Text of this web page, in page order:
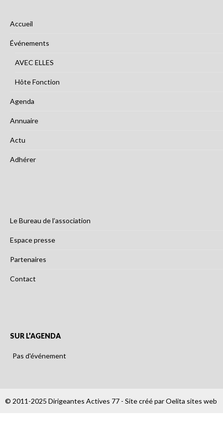
Accueil
Événements
AVEC ELLES
Hôte Fonction
Agenda
Annuaire
Actu
Adhérer
Le Bureau de l’association
Espace presse
Partenaires
Contact
SUR L’AGENDA
Pas d'événement
© 2011-2025 Dirigeantes Actives 77 - Site créé parOelita sites web